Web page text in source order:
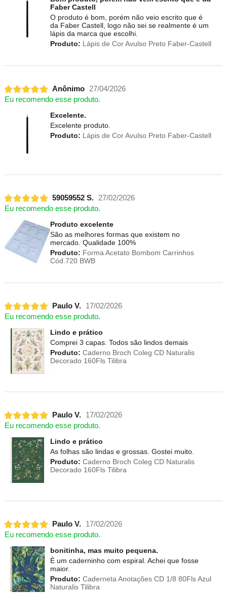
Faber Castell
O produto é bom, porém não veio escrito que é
da Faber Castell, logo não sei se realmente é um
lápis da marca que escolhi.
Produto: Lápis de Cor Avulso Preto Faber-Castell
Anônimo
27/04/2026
Eu recomendo esse produto.
Excelente.
Excelente produto.
Produto: Lápis de Cor Avulso Preto Faber-Castell
59059552 S.
27/02/2026
Eu recomendo esse produto.
Produto excelente
São as melhores formas que existem no
mercado. Qualidade 100%
Produto: Forma Acetato Bombom Carrinhos
Cód.720 BWB
Paulo V.
17/02/2026
Eu recomendo esse produto.
Lindo e prático
Comprei 3 capas. Todos são lindos demais
Produto: Caderno Broch Coleg CD Naturalis
Decorado 160Fls Tilibra
Paulo V.
17/02/2026
Eu recomendo esse produto.
Lindo e prático
As folhas são lindas e grossas. Gostei muito.
Produto: Caderno Broch Coleg CD Naturalis
Decorado 160Fls Tilibra
Paulo V.
17/02/2026
Eu recomendo esse produto.
bonitinha, mas muito pequena.
È um caderninho com espiral. Achei que fosse
maior.
Produto: Caderneta Anotações CD 1/8 80Fls Azul
Naturalis Tilibra